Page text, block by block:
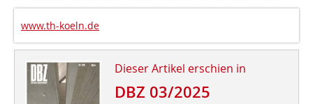
www.th-koeln.de
Dieser Artikel erschien in
DBZ 03/2025